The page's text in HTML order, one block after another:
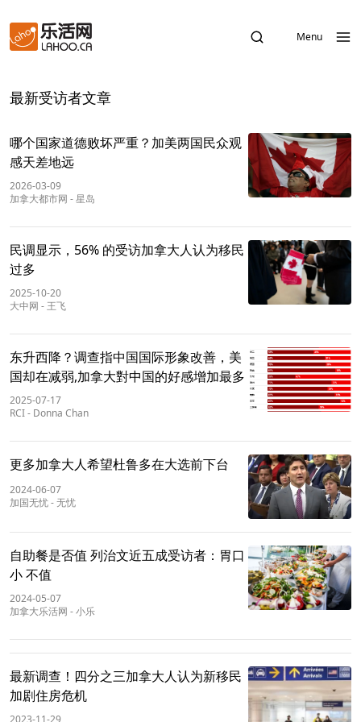
Menu
最新受访者文章
哪个国家道德败坏严重？加美两国民众观
感天差地远
2026-03-09
加拿大都市网 -星岛
民调显示，56% 的受访加拿大人认为移民
过多
2025-10-20
大中网 - 王飞
东升西降？调查指中国国际形象改善，美
国却在减弱,加拿大對中国的好感增加最多
2025-07-17
RCI- Donna Chan
更多加拿大人希望杜鲁多在大选前下台
2024-06-07
加国无忧-无忧
自助餐是否值 列治文近五成受访者：胃口
小 不值
2024-05-07
加拿大乐活网 -小乐
最新调查！四分之三加拿大人认为新移民
加剧住房危机
2023-11-29